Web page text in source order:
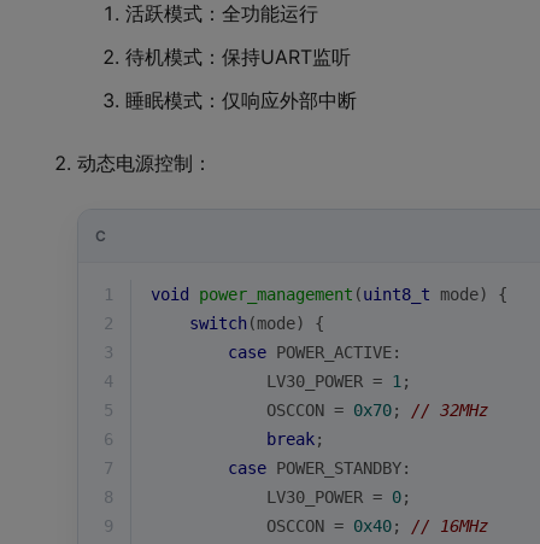
活跃模式：全功能运行
待机模式：保持UART监听
睡眠模式：仅响应外部中断
动态电源控制：
C
1 void power_management (uint8_t mode)
{
2
switch (mode) {
3
case POWER_ACTIVE:
4
            LV30_POWER =
1 ;
5
            OSCCON =
0x70; // 32MHz
6
break;
7
case POWER_STANDBY:
8
            LV30_POWER =
0;
9
            OSCCON =
0x40; // 16MHz